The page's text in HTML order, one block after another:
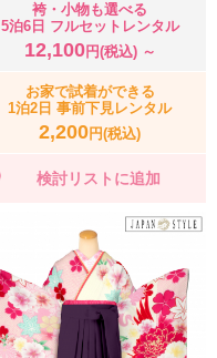
袴・小物も選べる
5泊6日 フルセットレンタル
12,100円(税込) ～
お家で試着ができる
1泊2日 事前下見レンタル
2,200円(税込)